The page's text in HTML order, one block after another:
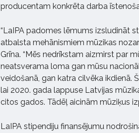
producentam konkrēta darba
“LaIPA padomes lēmums izsludināt
atbalsta mehānismiem mūzikas
Grīna. “Mēs nedrīkstam aizmirst par
neatsverama loma gan mūsu
veidošanā, gan katra cilvēka ikdienā.
lai 2020. gada lappuse Latvijas
citos gados. Tādēļ aicinām mūziķus
LaIPA stipendiju finansējumu